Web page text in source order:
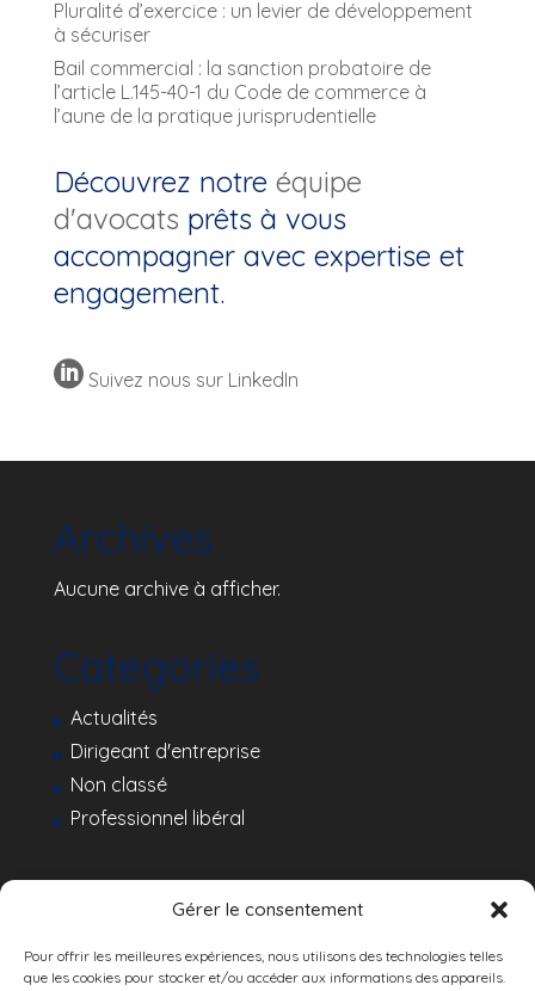
Gérer le consentement
Pour offrir les meilleures expériences, nous utilisons des technologies telles
que les cookies pour stocker et/ou accéder aux informations des appareils.
Pluralité d’exercice : un levier de développement
à sécuriser
Bail commercial : la sanction probatoire de
l’article L.145-40-1 du Code de commerce à
l’aune de la pratique jurisprudentielle
Découvrez notre équipe
d'avocats prêts à vous
accompagner avec expertise et
engagement.
Suivez nous sur LinkedIn
Archives
Aucune archive à afficher.
Categories
Actualités
Dirigeant d'entreprise
Non classé
Professionnel libéral